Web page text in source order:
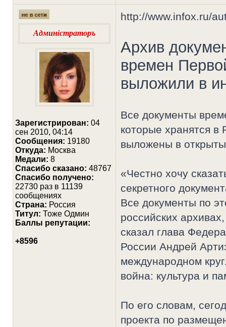
Админiстраторъ
Зарегистрирован: 04
сен 2010, 04:14
Сообщения: 19180
Откуда: Москва
Медали: 8
Cпасибо сказано: 48767
Спасибо получено:
22730 раз в 11139
сообщениях
Страна: Россия
Титул: Тоже Одмин
Баллы репутации:
+8596
http://www.infox.ru/
Архив
времен
выложили в
Все документы
которые хранятся в
выложены в
«Честно хочу
секретного
Все документы по
российских
сказал глава
России Андрей
международном
война: культура и
По его словам,
проекта по